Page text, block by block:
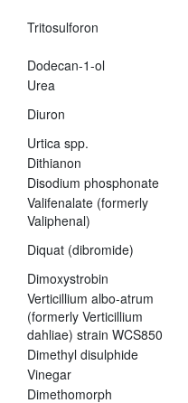
Tritosulforon
Dodecan-1-ol
Urea
Diuron
Urtica spp.
Dithianon
Disodium phosphonate
Valifenalate (formerly
Valiphenal)
Diquat (dibromide)
Dimoxystrobin
Verticillium albo-atrum
(formerly Verticillium
dahliae) strain WCS850
Dimethyl disulphide
Vinegar
Dimethomorph